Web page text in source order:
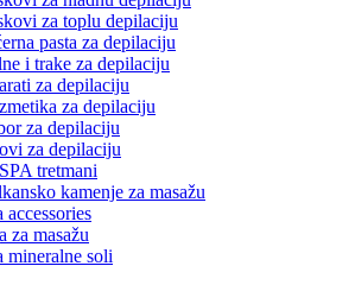
za toplu depilaciju
pasta za depilaciju
i trake za depilaciju
za depilaciju
za depilaciju
za depilaciju
za depilaciju
tretmani
kamenje za masažu
accessories
za masažu
mineralne soli